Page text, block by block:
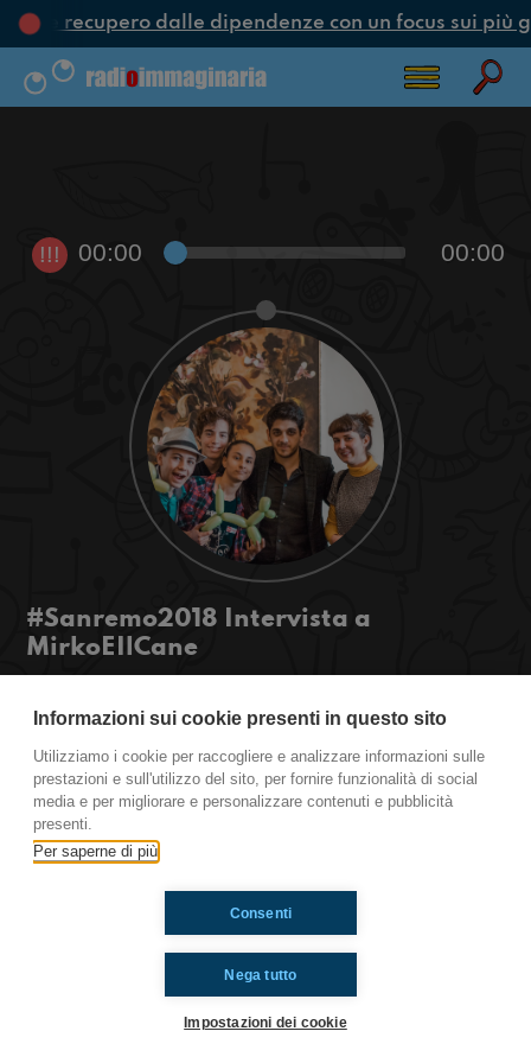
e recupero dalle dipendenze con un focus sui più
!!! 00:00 00:00
#Sanremo2018 Intervista a
MirkoEIlCane
#Sanremo, abbiamo sfidato le intemperie, siamo
lui una chiacchierata!
#OkkinSu www.radioimmaginaria.it
Ti è piaciuto? Condividilo!
Informazioni sui cookie presenti in questo sito
Utilizziamo i cookie per raccogliere e analizzare informazioni sulle
prestazioni e sull'utilizzo del sito, per fornire funzionalità di social
media e per migliorare e personalizzare contenuti e pubblicità
presenti.
Per saperne di più
Nega tutto
Consenti
Impostazioni dei cookie